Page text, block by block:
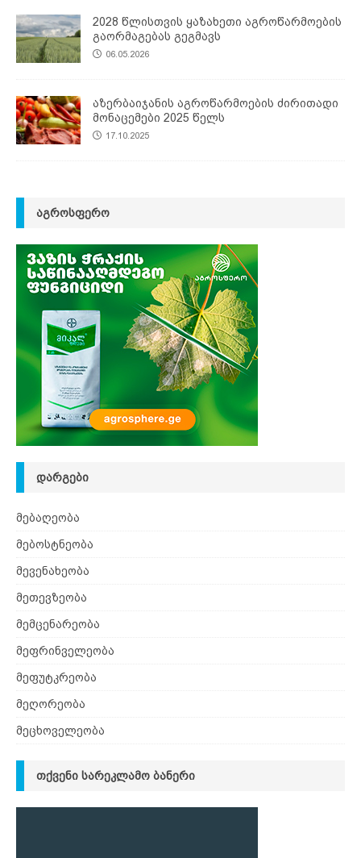
2028 წლისთვის ყაზახეთი აგროწარმოების
გაორმაგებას გეგმავს
06.05.2026
აზერბაიჯანის აგროწარმოების ძირითადი
მონაცემები 2025 წელს
17.10.2025
ᲐᲒᲠᲝᲡᲤᲔᲠᲝ
ᲓᲐᲠᲒᲔᲑᲘ
მებაღეობა
მებოსტნეობა
მევენახეობა
მეთევზეობა
მემცენარეობა
მეფრინველეობა
მეფუტკრეობა
მეღორეობა
მეცხოველეობა
ᲗᲥᲕᲔᲜᲘ ᲡᲐᲠᲔᲙᲚᲐᲛᲝ ᲑᲐᲜᲔᲠᲘ